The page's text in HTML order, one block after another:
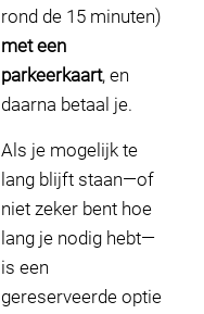
rond de 15 minuten)
met een
parkeerkaart, en
daarna betaal je.
Als je mogelijk te
lang blijft staan—of
niet zeker bent hoe
lang je nodig hebt—
is een
gereserveerde optie